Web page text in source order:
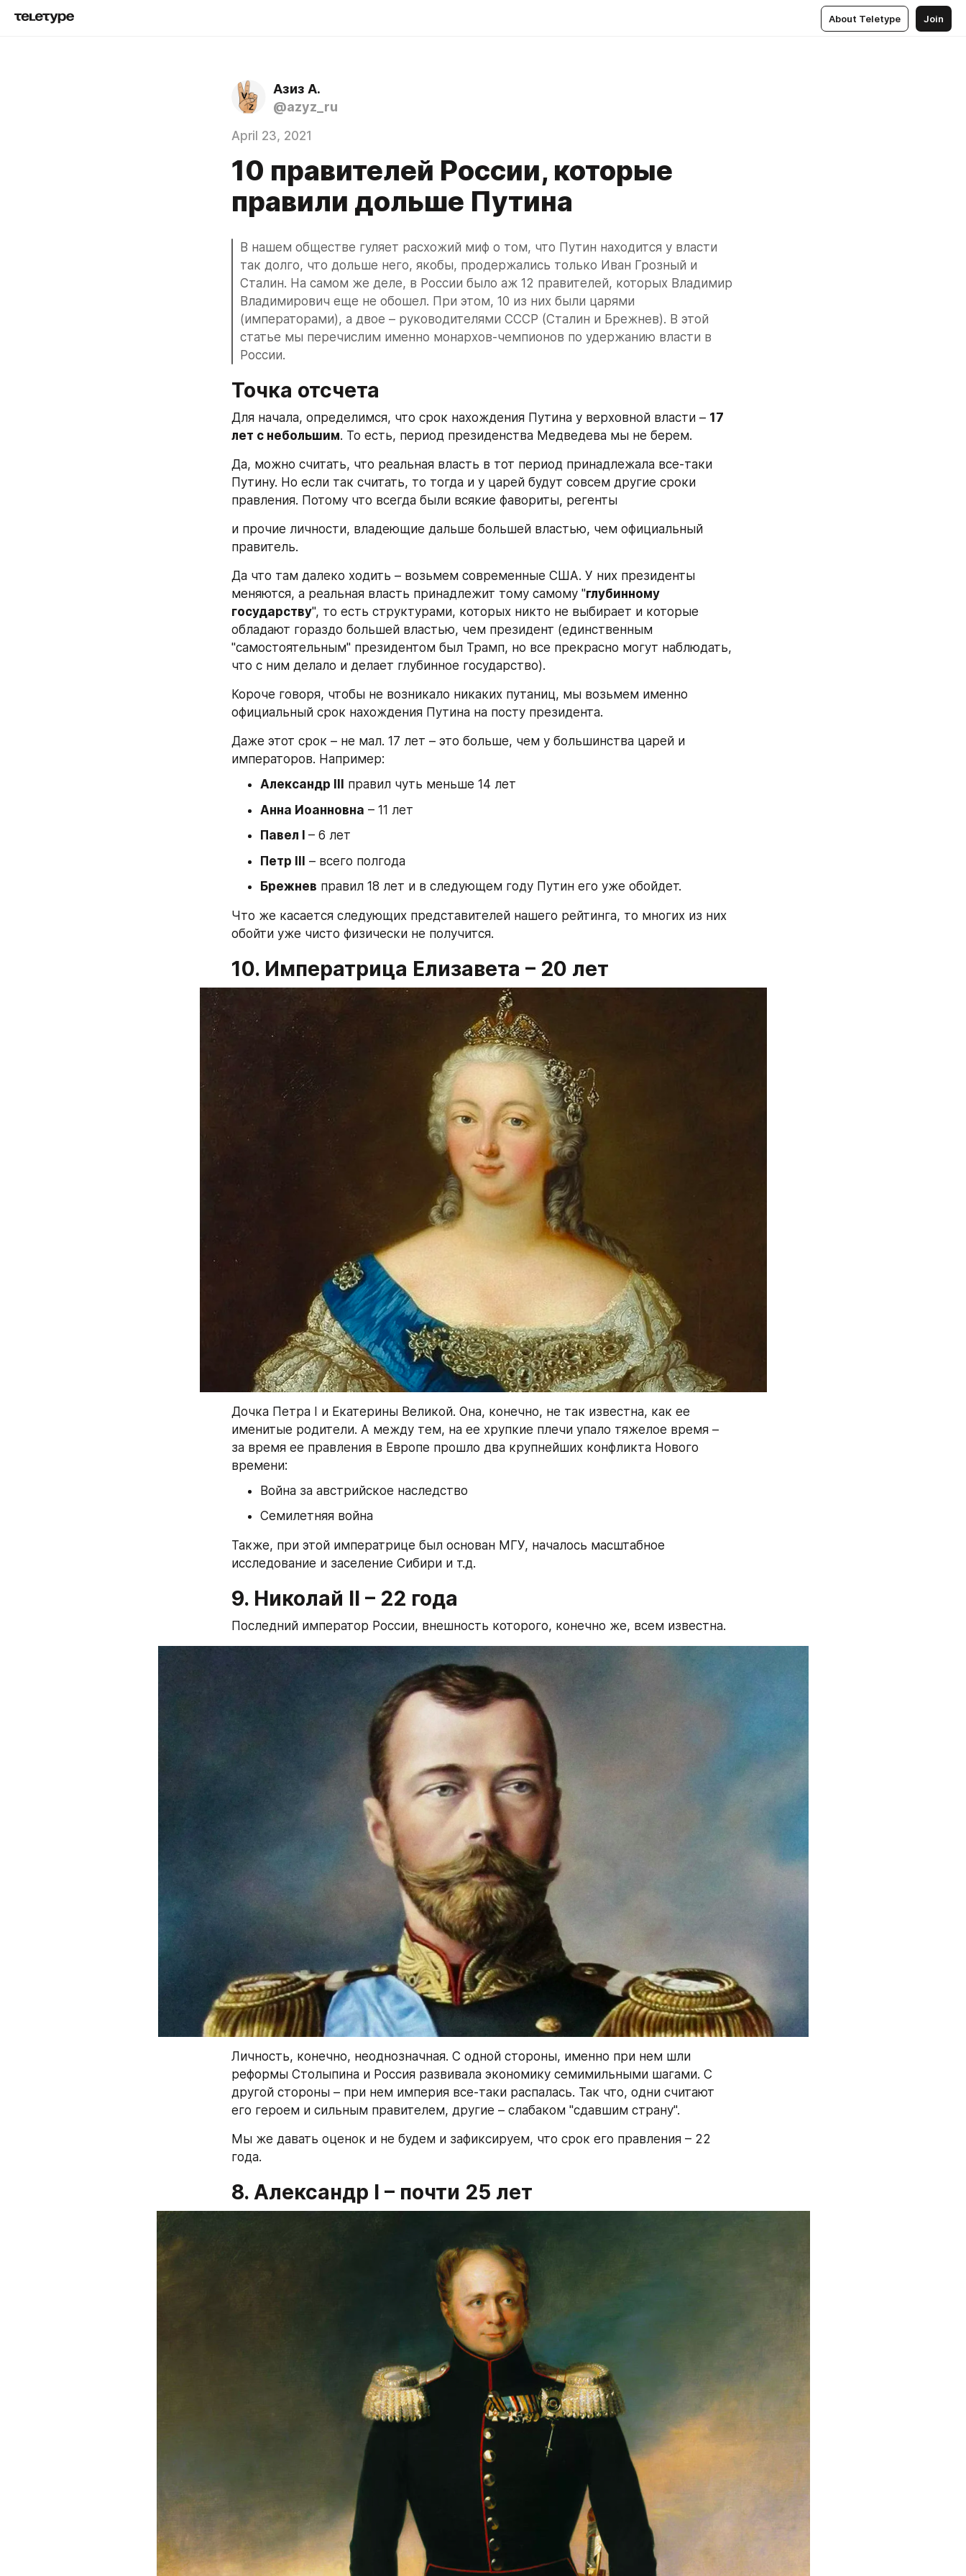
About Teletype Join
Азиз А.
@azyz_ru
April 23, 2021
10 правителей России, которые
правили дольше Путина
В нашем обществе гуляет расхожий миф о том, что Путин находится у власти
так долго, что дольше него, якобы, продержались только Иван Грозный и
Сталин. На самом же деле, в России было аж 12 правителей, которых Владимир
Владимирович еще не обошел. При этом, 10 из них были царями
(императорами), а двое – руководителями СССР (Сталин и Брежнев). В этой
статье мы перечислим именно монархов-чемпионов по удержанию власти в
России.
Точка отсчета
Для начала, определимся, что срок нахождения Путина у верховной власти – 17
лет с небольшим. То есть, период президенства Медведева мы не берем.
Да, можно считать, что реальная власть в тот период принадлежала все-таки
Путину. Но если так считать, то тогда и у царей будут совсем другие сроки
правления. Потому что всегда были всякие фавориты, регенты
и прочие личности, владеющие дальше большей властью, чем официальный
правитель.
Да что там далеко ходить – возьмем современные США. У них президенты
меняются, а реальная власть принадлежит тому самому "глубинному
государству", то есть структурами, которых никто не выбирает и которые
обладают гораздо большей властью, чем президент (единственным
"самостоятельным" президентом был Трамп, но все прекрасно могут наблюдать,
что с ним делало и делает глубинное государство).
Короче говоря, чтобы не возникало никаких путаниц, мы возьмем именно
официальный срок нахождения Путина на посту президента.
Даже этот срок – не мал. 17 лет – это больше, чем у большинства царей и
императоров. Например:
Александр III
правил чуть меньше 14 лет
Анна Иоанновна – 11 лет
Павел I – 6 лет
Петр III – всего полгода
Брежнев правил 18 лет и в следующем году Путин его уже обойдет.
Что же касается следующих представителей нашего рейтинга, то многих из них
обойти уже чисто физически не получится.
10. Императрица Елизавета – 20 лет
Дочка Петра I и Екатерины Великой. Она, конечно, не так известна, как ее
именитые родители. А между тем, на ее хрупкие плечи упало тяжелое время –
за время ее правления в Европе прошло два крупнейших конфликта Нового
времени:
Война за австрийское наследство
Семилетняя война
Также, при этой императрице был основан МГУ, началось масштабное
исследование и заселение Сибири и т.д.
9. Николай II – 22 года
Последний император России, внешность которого, конечно же, всем известна.
Личность, конечно, неоднозначная. С одной стороны, именно при нем шли
реформы Столыпина и Россия развивала экономику семимильными шагами. С
другой стороны – при нем империя все-таки распалась. Так что, одни считают
его героем и сильным правителем, другие – слабаком "сдавшим страну".
Мы же давать оценок и не будем и зафиксируем, что срок его правления – 22
года.
8. Александр I – почти 25 лет